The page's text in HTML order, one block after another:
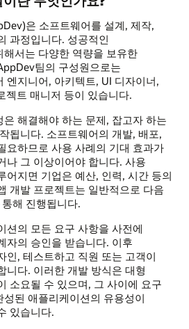
은 소프트웨어를 설계, 제작,
과정입니다. 성공적인
서는 다양한 역량을 보유한
팀의 구성원으로는
엔지니어, 아키텍트, UI 디자이너,
젝트 매니저 등이 있습니다.
해결해야 하는 문제, 잡고자 하는
됩니다. 소프트웨어의 개발, 배포,
요하므로 사용 사례의 기대 효과가
나 그 이상이어야 합니다. 사용
어지면 기업은 예산, 인력, 시간 등의
개발 프로젝트는 일반적으로 다음
해 진행됩니다.
션의 모든 요구 사항을 사전에
자의 승인을 받습니다. 이후
인, 테스트하고 직원 또는 고객이
니다. 이러한 개발 방식은 대형
소요될 수 있으며, 그 사이에 요구
된 애플리케이션의 유용성이
있습니다.